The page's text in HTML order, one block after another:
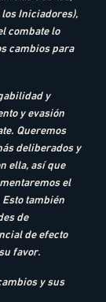
Iniciadores),
combate lo
cambios para
y
y evasión
Queremos
deliberados y
ella, así que
el
también
de
de efecto
favor.
y sus